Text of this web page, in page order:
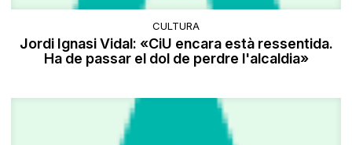
CULTURA
Jordi Ignasi Vidal: «CiU encara està ressentida.
Ha de passar el dol de perdre l'alcaldia»